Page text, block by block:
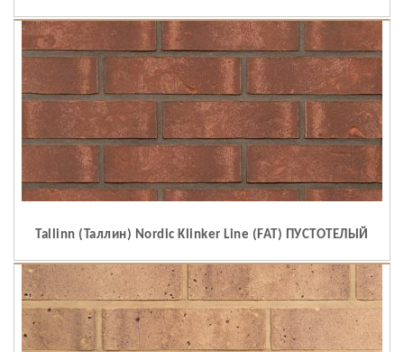
Tallinn (Таллин) Nordic Klinker Line (FAT) ПУСТОТЕЛЫЙ